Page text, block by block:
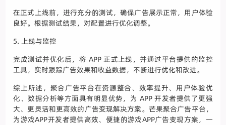
在正式上线前，进行充分的测试，确保广告展示正常，用户体验
良好。根据测试结果，对配置进行优化调整。
5. 上线与监控
完成测试并优化后，将 APP 正式上线，并通过平台提供的监控
工具，实时跟踪广告效果和收益数据，不断进行优化和改进。
综上所述，聚合广告平台在资源整合、效率提升、用户体验优
化、数据分析等方面具有明显优势，为 APP 开发者提供了更强
大、更灵活和更高效的广告变现解决方案。芒果聚合广告平台，
为游戏APP开发者提供高效、便捷的游戏APP广告变现方案，一